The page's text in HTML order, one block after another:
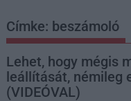
Címke: beszámoló
Lehet, hogy mégis
leállítását, némileg
(VIDEÓVAL)